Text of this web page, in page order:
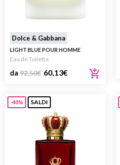
Dolce & Gabbana
LIGHT BLUE POUR HOMME
Eau de Toilette
da 92,50€ 60,13€
-40% SALDI